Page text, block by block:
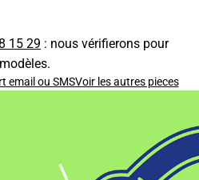
15 29 : nous vérifierons pour
email ou SMSVoir les autres pieces